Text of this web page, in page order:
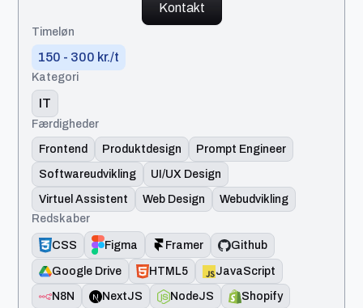
Kontakt
Timeløn
150 - 300 kr./t
Kategori
IT
Færdigheder
Frontend
Produktdesign
Prompt Engineer
Softwareudvikling
UI/UX Design
Virtuel Assistent
Web Design
Webudvikling
Redskaber
CSS
Figma Framer
Github
Google Drive
HTML5
JavaScript
N8N
NextJS NodeJS
Shopify